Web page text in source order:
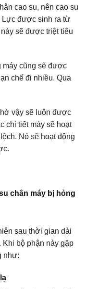
cao su, nên cao su
Lực được sinh ra từ
sẽ được triệt tiêu
máy cũng sẽ được
chế đi nhiều. Qua
vậy sẽ luôn được
chi tiết máy sẽ hoạt
Nó sẽ hoạt động
chân máy bị hỏng
sau thời gian dài
bộ phận này gặp
như: